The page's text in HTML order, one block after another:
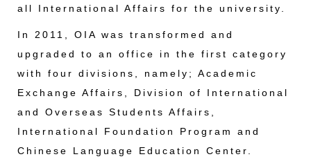
all International Affairs for the university.
In 2011, OIA was transformed and
upgraded to an office in the first category
with four divisions, namely; Academic
Exchange Affairs, Division of International
and Overseas Students Affairs,
International Foundation Program and
Chinese Language Education Center.